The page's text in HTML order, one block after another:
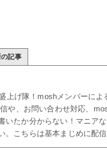
記事
上げ隊！moshメンバーによ
や、お問い合わせ対応、
いたか分からない！マニア
。こちらは基本まじめに配信